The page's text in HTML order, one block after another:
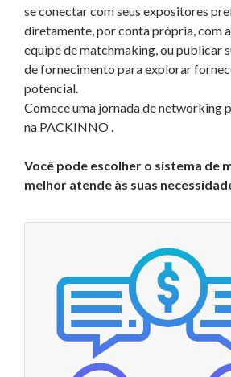
se conectar com seus expositores
diretamente, por conta própria, com
equipe de matchmaking, ou publicar
de fornecimento para explorar
potencial.
Comece uma jornada de networking
na PACKINNO
Você pode escolher o sistema de
melhor atende às suas